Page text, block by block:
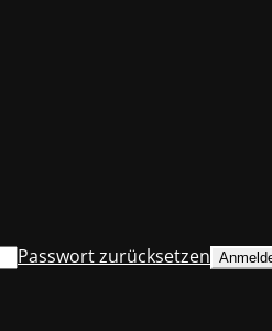
Passwort zurücksetzen